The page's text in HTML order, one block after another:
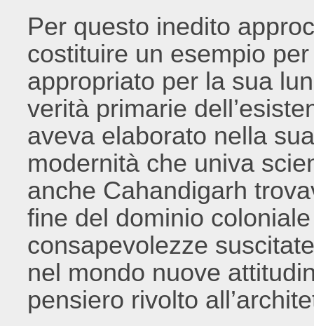
Per questo inedito
costituire un esempio
appropriato per la sua
verità primarie
aveva elaborato nella
modernità che univa
anche Cahandigarh
fine del dominio
consapevolezze
nel mondo nuove
pensiero rivolto